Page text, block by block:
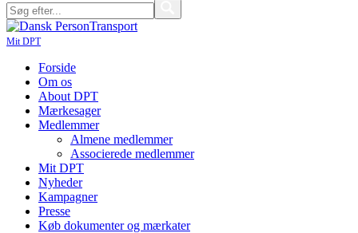
Mit DPT
Forside
Om os
About DPT
Mærkesager
Medlemmer
Almene medlemmer
Associerede medlemmer
Mit DPT
Nyheder
Kampagner
Presse
Køb dokumenter og mærkater